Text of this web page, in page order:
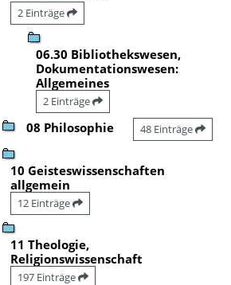
2 Einträge
06.30 Bibliothekswesen,
Dokumentationswesen:
Allgemeines
2 Einträge
08 Philosophie 48 Einträge
10 Geisteswissenschaften
allgemein
12 Einträge
11 Theologie,
Religionswissenschaft
197 Einträge